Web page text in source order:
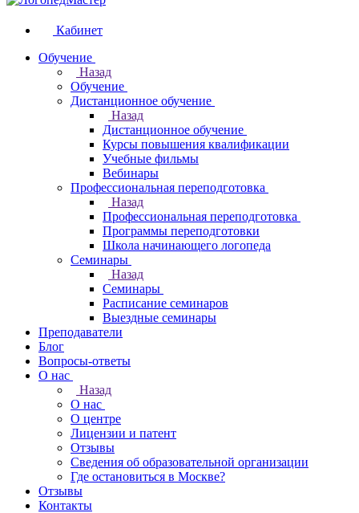
Кабинет
Обучение
Назад
Обучение
Дистанционное обучение
Назад
Дистанционное обучение
Курсы повышения квалификации
Учебные фильмы
Вебинары
Профессиональная переподготовка
Назад
Профессиональная переподготовка
Программы переподготовки
Школа начинающего логопеда
Семинары
Назад
Семинары
Расписание семинаров
Выездные семинары
Преподаватели
Блог
Вопросы-ответы
О нас
Назад
О нас
О центре
Лицензии и патент
Отзывы
Сведения об образовательной организации
Где остановиться в Москве?
Отзывы
Контакты